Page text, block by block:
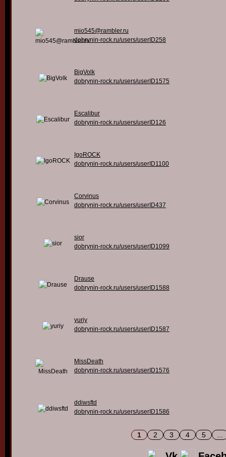
mio545@rambler.ru
dobrynin-rock.ru/users/userID258
BigVolk
dobrynin-rock.ru/users/userID1575
Escalibur
dobrynin-rock.ru/users/userID126
IgoROCK
dobrynin-rock.ru/users/userID1100
Corvinus
dobrynin-rock.ru/users/userID437
sior
dobrynin-rock.ru/users/userID1099
Drause
dobrynin-rock.ru/users/userID1588
yuriy
dobrynin-rock.ru/users/userID1587
MissDeath
dobrynin-rock.ru/users/userID1576
ddiwsftd
dobrynin-rock.ru/users/userID1586
1 2 3 4 5